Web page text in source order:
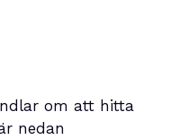
om att hitta
nedan